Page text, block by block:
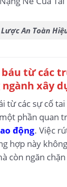
An Toàn
báu từ các
xây
từ các sự cố
phần quan
động. Việc
hợp này
còn ngăn